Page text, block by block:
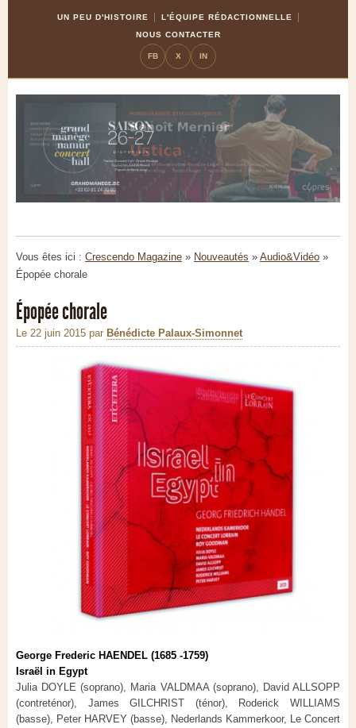
UN PEU D'HISTOIRE
L'ÉQUIPE RÉDACTIONNELLE
NOUS CONTACTER
FB X IN
Vous êtes ici : Crescendo Magazine » Nouveautés » Audio&Vidéo »
Épopée chorale
Épopée chorale
Le 22 juin 2015 par Bénédicte Palaux-Simonnet
George Frederic HAENDEL (1685 -1759)
Israël in Egypt
Julia DOYLE (soprano), Maria VALDMAA (soprano), David ALLSOPP
(contreténor), James GILCHRIST (ténor), Roderick WILLIAMS
(basse), Peter HARVEY (basse), Nederlands Kammerkoor, Le Concert